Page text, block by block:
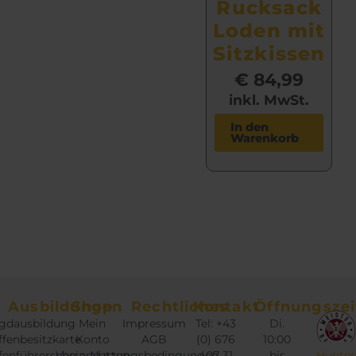
Rucksack
Loden mit
Sitzkissen
€ 84,99
inkl. MwSt.
In den
Warenkorb
Ausbildungen
Shop
Mein
Konto
Rechtliches
Impressum
AGB
Kontakt
Tel: +43
(0) 676
Di.
10:00